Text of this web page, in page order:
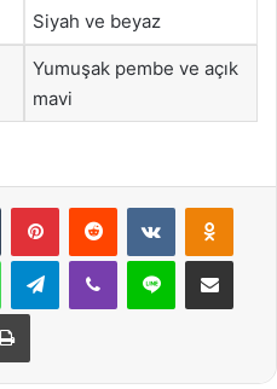
Siyah ve beyaz
Yumuşak pembe ve açık
mavi
Tumblr PinterestReddit VKontakte
WhatsAppTelegramViber Line E-Posta ile
Yazdır